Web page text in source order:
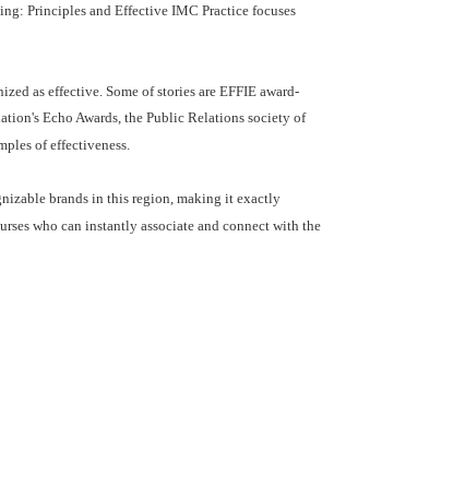
Principles and Effective IMC Practice focuses
as effective. Some of stories are EFFIE award-
Echo Awards, the Public Relations society of
of effectiveness.
brands in this region, making it exactly
who can instantly associate and connect with the